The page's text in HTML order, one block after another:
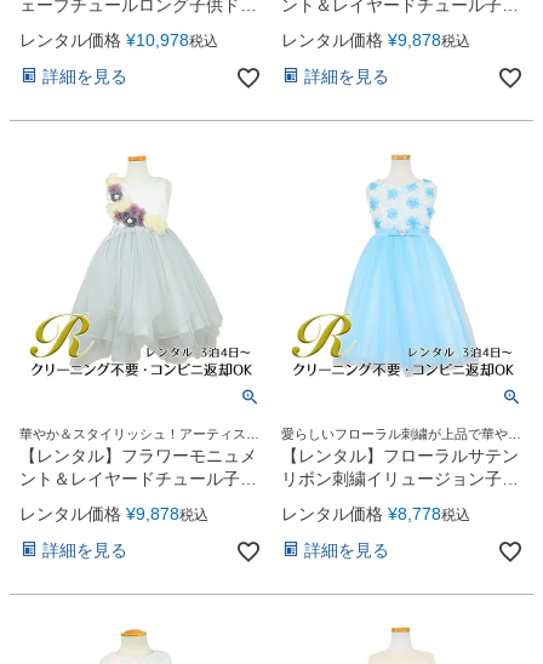
ェーブチュールロング子供ドレ
ス(YP135)オフホワイト
レンタル価格 ¥10,978税込
詳細を見る
ント＆レイヤードチュール子供
ドレス(YP082)ペールピンク
レンタル価格 ¥9,878税込
詳細を見る
華やか＆スタイリッシュ！アーティステ
ィックなエアリードレス
【レンタル】フラワーモニュメ
ント＆レイヤードチュール子供
ドレス(YP082)ペールブルー
レンタル価格 ¥9,878税込
詳細を見る
愛らしいフローラル刺繍が上品で華やか
なドレス♪
【レンタル】フローラルサテン
リボン刺繍イリュージョン子供
ドレス(KD365)アクア
レンタル価格 ¥8,778税込
詳細を見る